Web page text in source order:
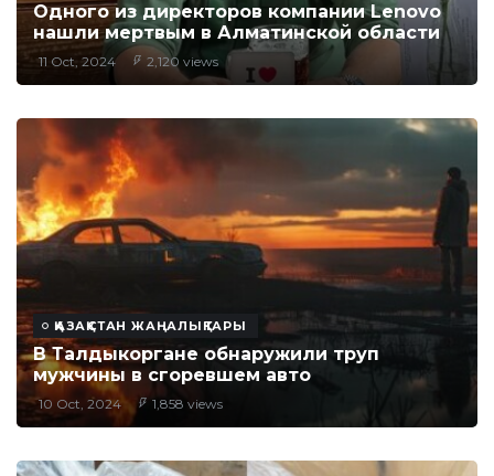
Одного из директоров компании Lenovo
нашли мертвым в Алматинской области
11 Oct, 2024 2,120 views
ҚАЗАҚСТАН ЖАҢАЛЫҚТАРЫ
В Талдыкоргане обнаружили труп
мужчины в сгоревшем авто
10 Oct, 2024 1,858 views